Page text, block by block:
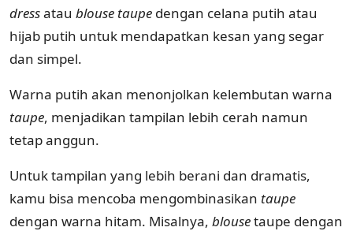
dressatau blouse taupe dengan celana putih atau
hijab putih untuk mendapatkan kesan yang segar
dan simpel.
Warna putih akan menonjolkan kelembutan warna
taupe, menjadikan tampilan lebih cerah namun
tetap anggun.
Untuk tampilan yang lebih berani dan dramatis,
kamu bisa mencoba mengombinasikan taupe
dengan warna hitam. Misalnya, blousetaupe dengan